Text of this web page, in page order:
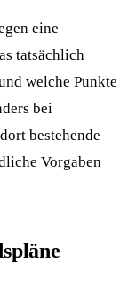
eine
tatsächlich
welche Punkte
bei
bestehende
Vorgaben